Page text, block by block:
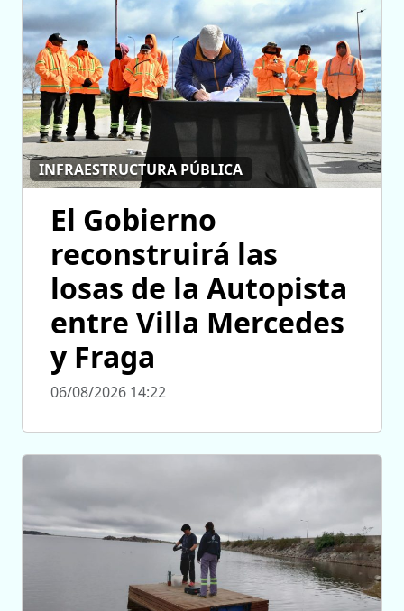
INFRAESTRUCTURA PÚBLICA
El Gobierno
reconstruirá las
losas de la Autopista
entre Villa Mercedes
y Fraga
06/08/2026 14:22